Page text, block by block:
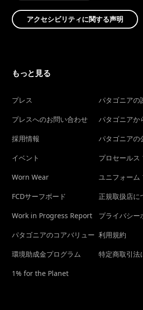
アクセシビリティに関する声明
もっと見る
プレス
プレスへのお問い合わせ
採用情報
イベント
Worn Wear
FCDサーフボード
Work in Progress Report
パタゴニアのコアバリュー
環境助成金プログラム
1% for the Planet
パタゴニアの
パタゴニアか
パタゴニアの
プロセールス
ユニフォーム
正規取扱店に
プライバシー
利用規約
特定商取引法